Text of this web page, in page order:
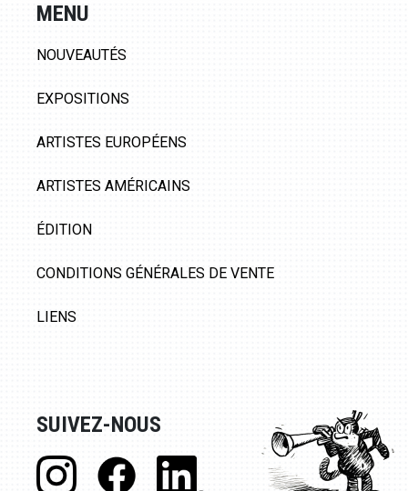
MENU
NOUVEAUTÉS
EXPOSITIONS
ARTISTES EUROPÉENS
ARTISTES AMÉRICAINS
ÉDITION
CONDITIONS GÉNÉRALES DE VENTE
LIENS
SUIVEZ-NOUS